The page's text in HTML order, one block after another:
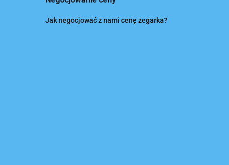
Jak negocjować z nami cenę zegarka?